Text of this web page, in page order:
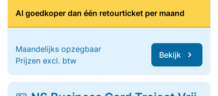
Al goedkoper dan één retourticket per maand
Maandelijks opzegbaar
Prijzen excl. btw
Bekijk